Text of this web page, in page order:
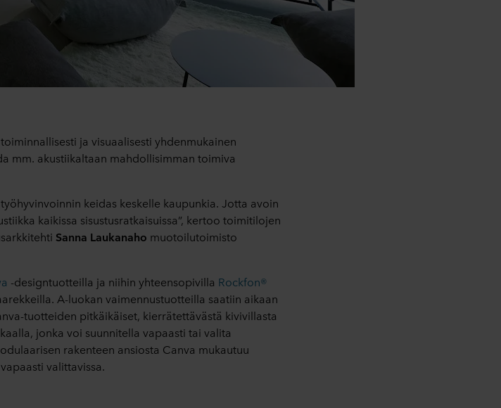
ja visuaalisesti yhdenmukainen
mm. akustiikaltaan mahdollisimman toimiva
keidas keskelle kaupunkia. Jotta avoin
kaikissa sisustusratkaisuissa”, kertoo toimitilojen
Sanna Laukanaho muotoilutoimisto
-designtuotteilla ja niihin yhteensopivilla Rockfon®
A-luokan vaimennustuotteilla saatiin aikaan
tuotteiden pitkäikäiset, kierrätettävästä kivivillasta
jonka voi suunnitella vapaasti tai valita
rakenteen ansiosta Canva mukautuu
valittavissa.